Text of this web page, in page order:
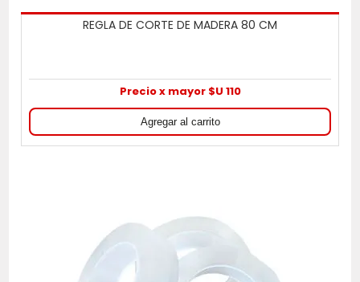
REGLA DE CORTE DE MADERA 80 CM
Precio x mayor $U 110